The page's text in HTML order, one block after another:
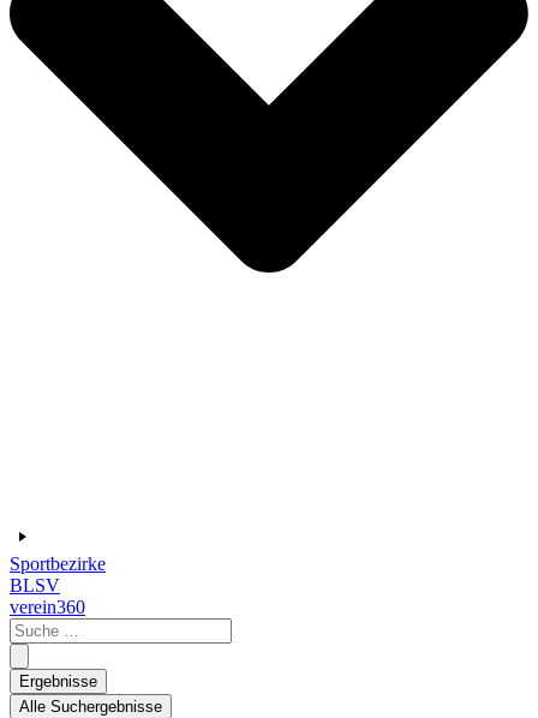
Sportbezirke
BLSV
verein360
Search
...
Ergebnisse
Alle Suchergebnisse